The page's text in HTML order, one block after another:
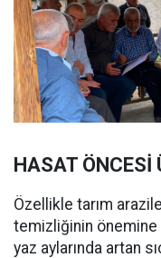
HASAT ÖNCESİ
Özellikle tarım
temizliğinin
yaz aylarında artan